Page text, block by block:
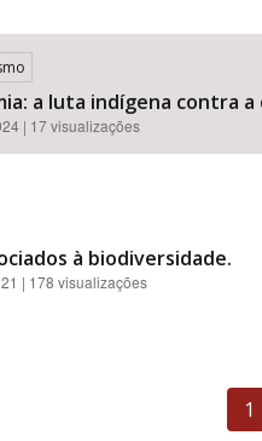
a luta indígena contra a
| 17 visualizações
à biodiversidade.
| 178 visualizações
1